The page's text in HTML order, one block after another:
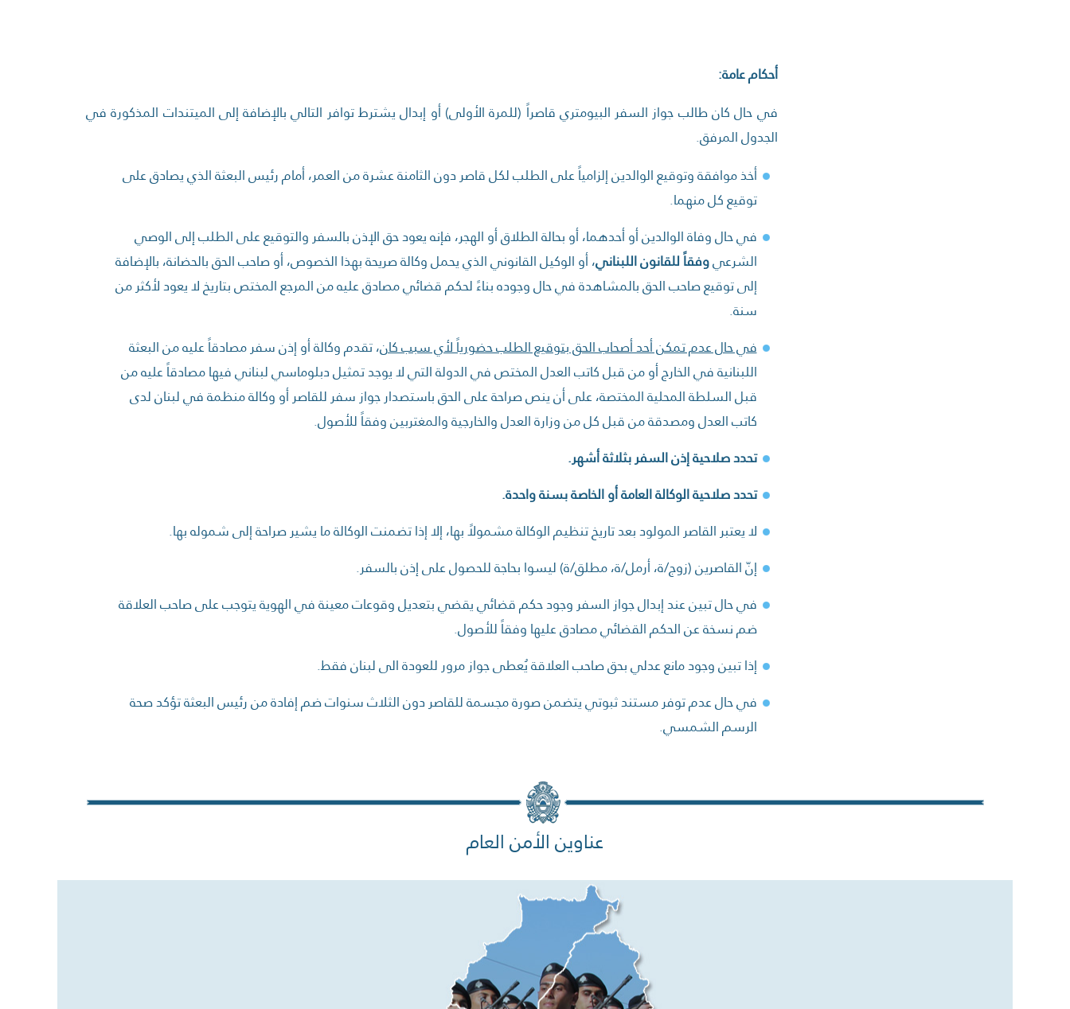
أحكام عامة:
في حال كان طالب جواز السفر البيومتري قاصراً (للمرة الأولى) أو إبدال يشترط توافر التالي بالإضافة إلى الميتندات المذكورة في
الجدول المرفق.
أخذ موافقة وتوقيع الوالدين إلزامياً على الطلب لكل قاصر دون الثامنة عشرة من العمر، أمام رئيس البعثة الذي يصادق على
توقيع كل منهما.
في حال وفاة الوالدين أو أحدهما، أو بحالة الطلاق أو الهجر، فإنه يعود حق الإذن بالسفر والتوقيع على الطلب إلى الوصي
الشرعيوفقاً للقانون اللبناني، أو الوكيل القانوني الذي يحمل وكالة صريحة بهذا الخصوص، أو صاحب الحق بالحضانة، بالإضافة
إلى توقيع صاحب الحق بالمشاهدة في حال وجوده بناءً لحكم قضائي مصادق عليه من المرجع المختص بتاريخ لا يعود لأكثر من
سنة.
في حال عدم تمكن أحد أصحاب الحق بتوقيع الطلب حضورياً لأي سبب كان، تقدم وكالة أو إذن سفر مصادقاً عليه من البعثة
اللبنانية في الخارج أو من قبل كاتب العدل المختص في الدولة التي لا يوجد تمثيل دبلوماسي لبناني فيها مصادقاً عليه من
قبل السلطة المحلية المختصة، على أن ينص صراحة على الحق باستصدار جواز سفر للقاصر أو وكالة منظمة في لبنان لدى
كاتب العدل ومصدقة من قبل كل من وزارة العدل والخارجية والمغتربين وفقاً للأصول.
تحدد صلاحية إذن السفر بثلاثة أشهر.
تحدد صلاحية الوكالة العامة أو الخاصة بسنة واحدة.
لا يعتبر القاصر المولود بعد تاريخ تنظيم الوكالة مشمولاً بها، إلا إذا تضمنت الوكالة ما يشير صراحة إلى شموله بها.
إنّ القاصرين (زوج/ة، أرمل/ة، مطلق/ة) ليسوا بحاجة للحصول على إذن بالسفر.
في حال تبين عند إبدال جواز السفر وجود حكم قضائي يقضي بتعديل وقوعات معينة في الهوية يتوجب على صاحب العلاقة
ضم نسخة عن الحكم القضائي مصادق عليها وفقاً للأصول.
إذا تبين وجود مانع عدلي بحق صاحب العلاقة يُعطى جواز مرور للعودة الى لبنان فقط.
في حال عدم توفر مستند ثبوتي يتضمن صورة مجسمة للقاصر دون الثلاث سنوات ضم إفادة من رئيس البعثة تؤكد صحة
الرسم الشمسي.
عناوين الأمن العام